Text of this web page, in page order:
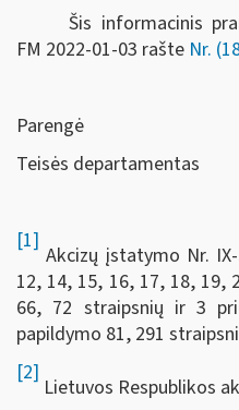
Šis informacinis
FM 2022-01-03 rašte Nr.
Parengė
Teisės departamentas
[1]
Akcizų įstatymo Nr.
12, 14, 15, 16, 17, 18, 19,
66, 72 straipsnių ir 3
papildymo 81, 291
[2]
Lietuvos Respublikos